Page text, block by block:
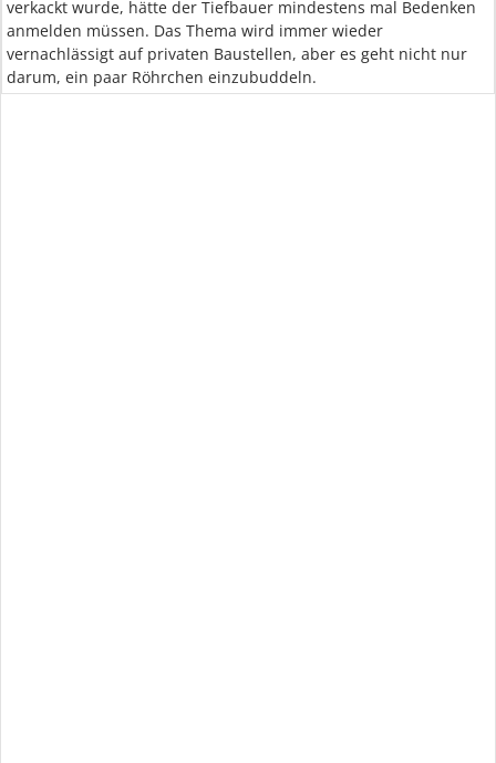
verkackt wurde, hätte der Tiefbauer mindestens mal Bedenken
anmelden müssen. Das Thema wird immer wieder
vernachlässigt auf privaten Baustellen, aber es geht nicht nur
darum, ein paar Röhrchen einzubuddeln.